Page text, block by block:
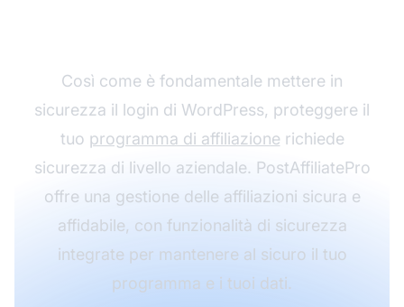
Così come è fondamentale mettere in
sicurezza il login di WordPress, proteggere il
tuo programma di affiliazione richiede
sicurezza di livello aziendale. PostAffiliatePro
offre una gestione delle affiliazioni sicura e
affidabile, con funzionalità di sicurezza
integrate per mantenere al sicuro il tuo
programma e i tuoi dati.